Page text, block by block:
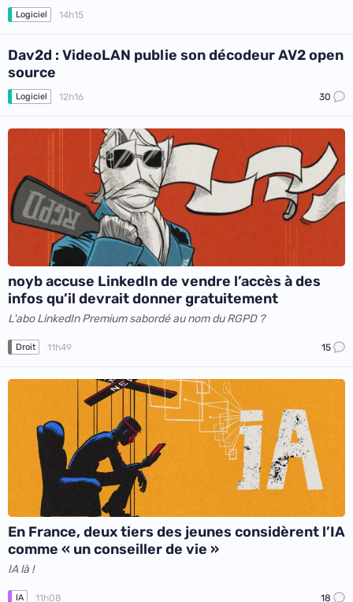
Logiciel 14h15
Dav2d : VideoLAN publie son décodeur AV2 open
source
Logiciel 12h16 30
noyb accuse LinkedIn de vendre l’accès à des
infos qu’il devrait donner gratuitement
L'abo LinkedIn Premium sabordé au nom du RGPD ?
Droit 11h49 15
En France, deux tiers des jeunes considèrent l’IA
comme « un conseiller de vie »
IA là !
IA 11h08 18